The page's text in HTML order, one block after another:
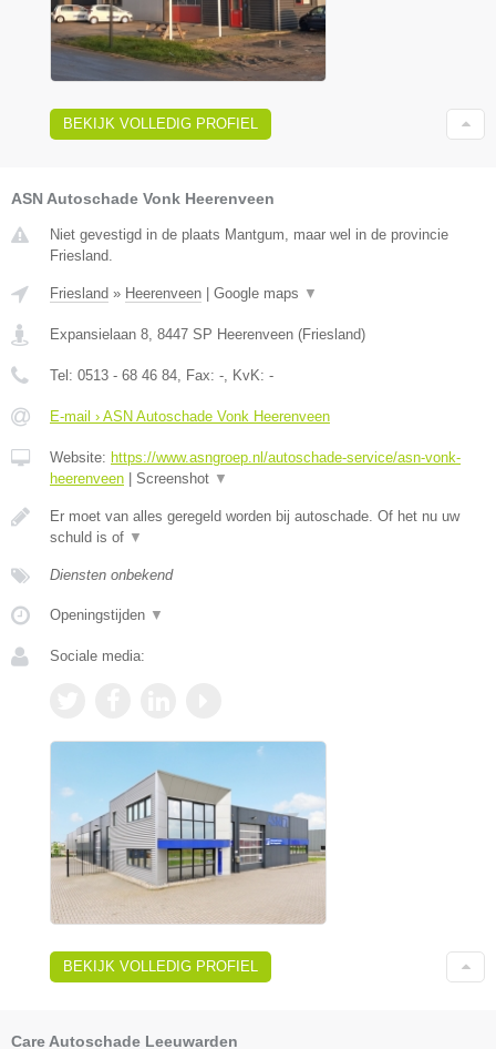
BEKIJK VOLLEDIG PROFIEL
ASN Autoschade Vonk Heerenveen
Niet gevestigd in de plaats Mantgum, maar wel in de provincie
Friesland.
Friesland » Heerenveen | Google maps ▼
Expansielaan 8 8447 SP Heerenveen (Friesland)
Tel: 0513 - 68 46 84 , Fax: - , KvK: -
E-mail › ASN Autoschade Vonk Heerenveen
Website: https://www.asngroep.nl/autoschade-service/asn-vonk-
heerenveen | Screenshot ▼
Er moet van alles geregeld worden bij autoschade. Of het nu uw
schuld is of ▼
Diensten onbekend
Openingstijden ▼
Sociale media:
BEKIJK VOLLEDIG PROFIEL
Care Autoschade Leeuwarden